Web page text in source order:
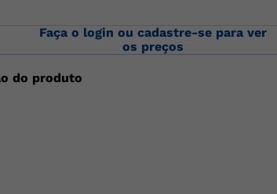
Faça o login ou cadastre-se para ver
os preços
do produto